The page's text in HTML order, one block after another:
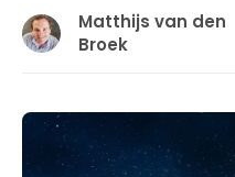
Matthijs van den
Broek